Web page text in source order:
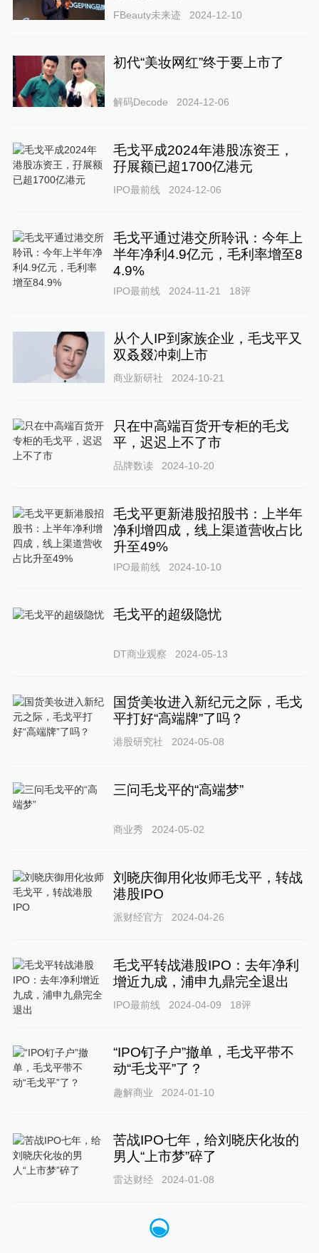
FBeauty未来迹 2024-12-10
初代“美妆网红”终于要上市了
解码Decode 2024-12-06
毛戈平成2024年港股冻资王，
孖展额已超1700亿港元
IPO最前线 2024-12-06
毛戈平通过港交所聆讯：今年上
半年净利4.9亿元，毛利率增至8
4.9%
IPO最前线 2024-11-21 18评
从个人IP到家族企业，毛戈平又
双叒叕冲刺上市
商业新研社 2024-10-21
只在中高端百货开专柜的毛戈
平，迟迟上不了市
品牌数读 2024-10-20
毛戈平更新港股招股书：上半年
净利增四成，线上渠道营收占比
升至49%
IPO最前线 2024-10-10
毛戈平的超级隐忧
DT商业观察 2024-05-13
国货美妆进入新纪元之际，毛戈
平打好“高端牌”了吗？
港股研究社 2024-05-08
三问毛戈平的“高端梦”
商业秀 2024-05-02
刘晓庆御用化妆师毛戈平，转战
港股IPO
派财经官方 2024-04-26
毛戈平转战港股IPO：去年净利
增近九成，浦申九鼎完全退出
IPO最前线 2024-04-09 18评
“IPO钉子户”撤单，毛戈平带不
动“毛戈平”了？
趣解商业 2024-01-10
苦战IPO七年，给刘晓庆化妆的
男人“上市梦”碎了
雷达财经 2024-01-08